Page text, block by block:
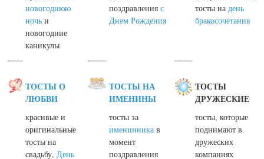
новогоднюю
ночь и
новогодние
каникулы
поздравления с
Днем Рождения
тосты на день
бракосочетания
ТОСТЫ О
ЛЮБВИ
красивые и
оригинальные
тосты на
свадьбу, День
ТОСТЫ НА
ИМЕНИНЫ
тосты за
именинника в
момент
поздравления
ТОСТЫ
ДРУЖЕСКИЕ
тосты, которые
поднимают в
дружеских
компаниях